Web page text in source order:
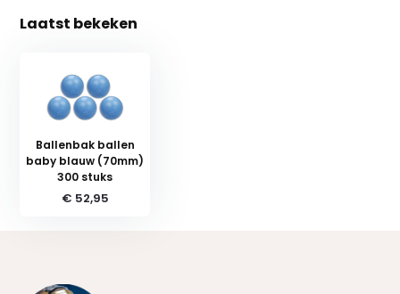
Laatst bekeken
Ballenbak ballen
baby blauw (70mm)
300 stuks
€ 52,95